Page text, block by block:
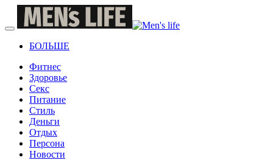
БОЛЬШЕ
Фитнес
Здоровье
Секс
Питание
Стиль
Деньги
Отдых
Персона
Новости